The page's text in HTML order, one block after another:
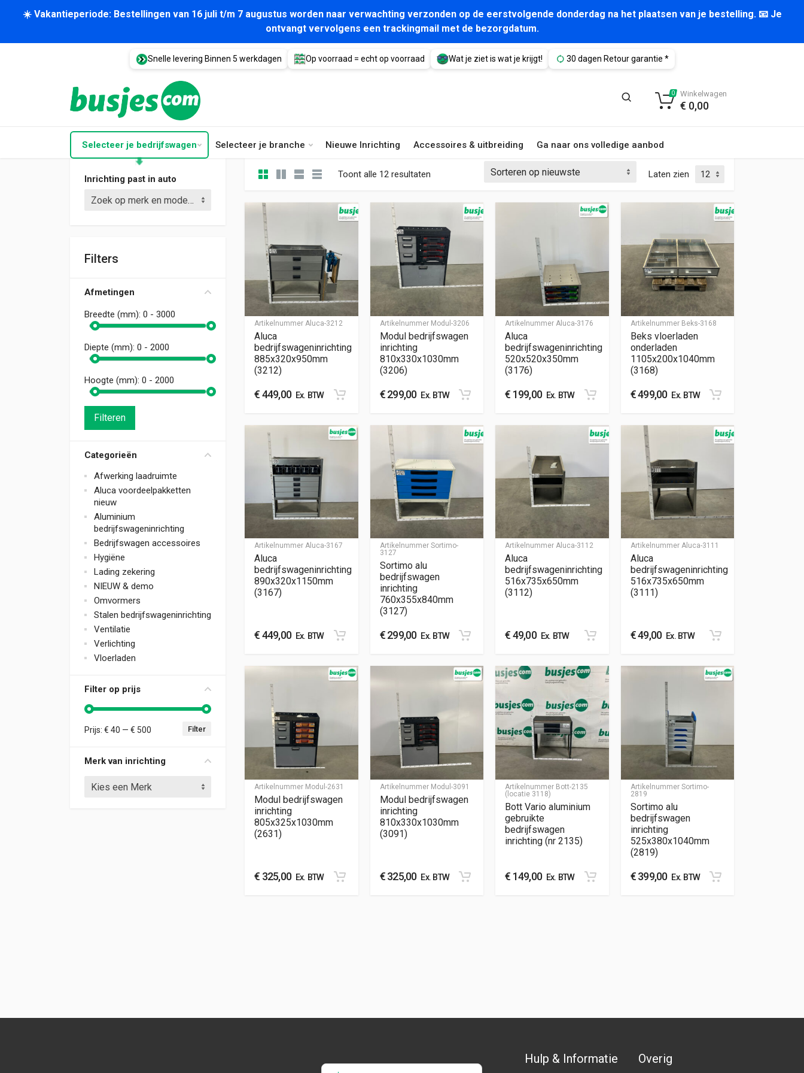
☀️ Vakantieperiode: Bestellingen van 16 juli t/m 7 augustus worden naar verwachting verzonden op de eerstvolgende donderdag na het plaatsen van je bestelling. 📧 Je
ontvangt vervolgens een trackingmail met de bezorgdatum.
Snelle levering Binnen 5 werkdagen Op voorraad = echt op voorraad Wat je ziet is wat je krijgt! 30 dagen Retour garantie *
Selecteer je bedrijfswagen Selecteer je branche Nieuwe Inrichting Accessoires & uitbreiding Ga naar ons volledige aanbod
0 Winkelwagen
€ 0,00
Inrichting past in auto
Zoek op merk en model (bijv. Crafter L3)
Filters
Afmetingen
Breedte (mm): 0 - 3000
Diepte (mm): 0 - 2000
Hoogte (mm): 0 - 2000
Filteren
Categorieën
Afwerking laadruimte
Aluca voordeelpakketten
nieuw
Aluminium
bedrijfswageninrichting
Bedrijfswagen accessoires
Hygiëne
Lading zekering
NIEUW & demo
Omvormers
Stalen bedrijfswageninrichting
Ventilatie
Verlichting
Vloerladen
Filter op prijs
Min. prijs
Max. prijs Filter
Prijs: € 40 — € 500
Merk van inrichting
Kies een Merk
Toont alle 12 resultaten Gesorteerd op nieuwste Laten zien
Artikelnummer Aluca-3212
Aluca
bedrijfswageninrichting
885x320x950mm
(3212)
€449,00Ex. BTW
Artikelnummer Modul-3206
Modul bedrijfswagen
inrichting
810x330x1030mm
(3206)
€299,00Ex. BTW
Artikelnummer Aluca-3176
Aluca
bedrijfswageninrichting
520x520x350mm
(3176)
€ 199,00Ex. BTW
Artikelnummer Beks-3168
Beks vloerladen
onderladen
1105x200x1040mm
(3168)
€499,00Ex. BTW
Artikelnummer Aluca-3167
Aluca
bedrijfswageninrichting
890x320x1150mm
(3167)
€449,00Ex. BTW
Artikelnummer Sortimo-
3127
Sortimo alu
bedrijfswagen
inrichting
760x355x840mm
(3127)
€299,00Ex. BTW
Artikelnummer Aluca-3112
Aluca
bedrijfswageninrichting
516x735x650mm
(3112)
€49,00Ex. BTW
Artikelnummer Aluca-3111
Aluca
bedrijfswageninrichting
516x735x650mm
(3111)
€49,00Ex. BTW
Artikelnummer Modul-2631
Modul bedrijfswagen
inrichting
805x325x1030mm
(2631)
€ 325,00Ex. BTW
Artikelnummer Modul-3091
Modul bedrijfswagen
inrichting
810x330x1030mm
(3091)
€325,00Ex. BTW
Artikelnummer Bott-2135
(locatie 3118)
Bott Vario aluminium
gebruikte
bedrijfswagen
inrichting (nr 2135)
€ 149,00Ex. BTW
Artikelnummer Sortimo-
2819
Sortimo alu
bedrijfswagen
inrichting
525x380x1040mm
(2819)
€399,00Ex. BTW
Hulp & Informatie Overig